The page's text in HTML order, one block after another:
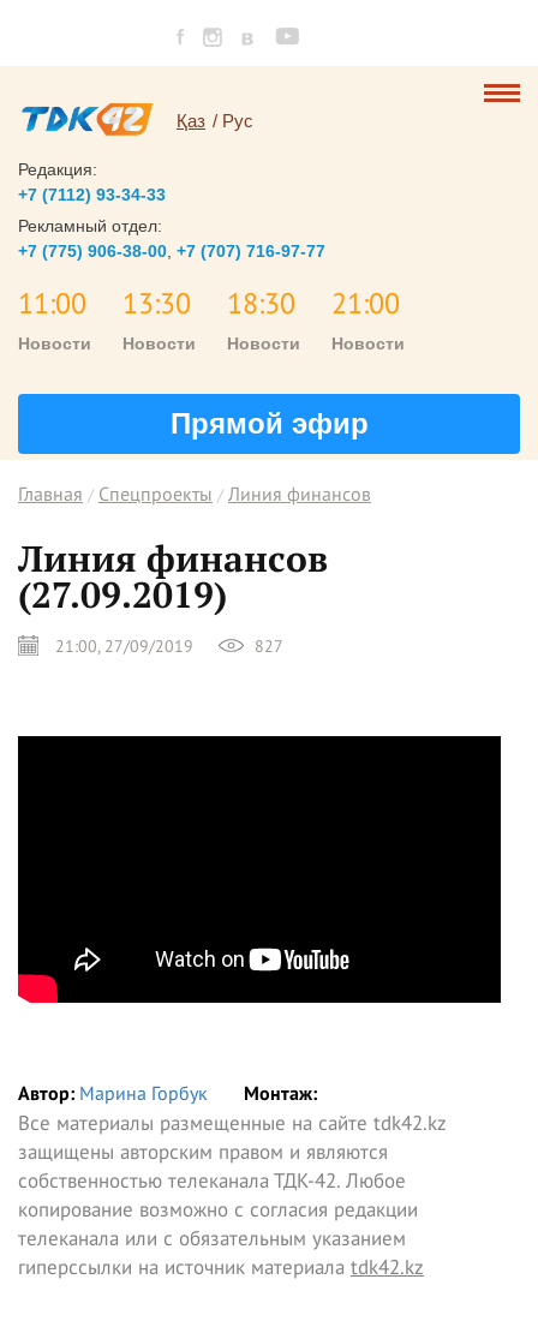
Қаз Рус
Редакция:
+7 (7112) 93-34-33
Рекламный отдел:
+7 (775) 906-38-00 +7 (707) 716-97-77
11:00
Новости
13:30
Новости
18:30
Новости
21:00
Новости
Прямой эфир
Главная Спецпроекты Линия финансов
Линия финансов
(27.09.2019)
21:00, 27/09/2019 827
Автор: Марина Горбук Монтаж:
Все материалы размещенные на сайте tdk42.kz
защищены авторским правом и являются
собственностью телеканала ТДК-42. Любое
копирование возможно с согласия редакции
телеканала или с обязательным указанием
гиперссылки на источник материала tdk42.kz